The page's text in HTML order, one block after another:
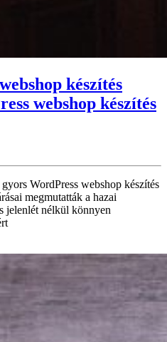
készítés
webshop készítés
WordPress webshop készítés
megmutatták a hazai
jelenlét nélkül könnyen